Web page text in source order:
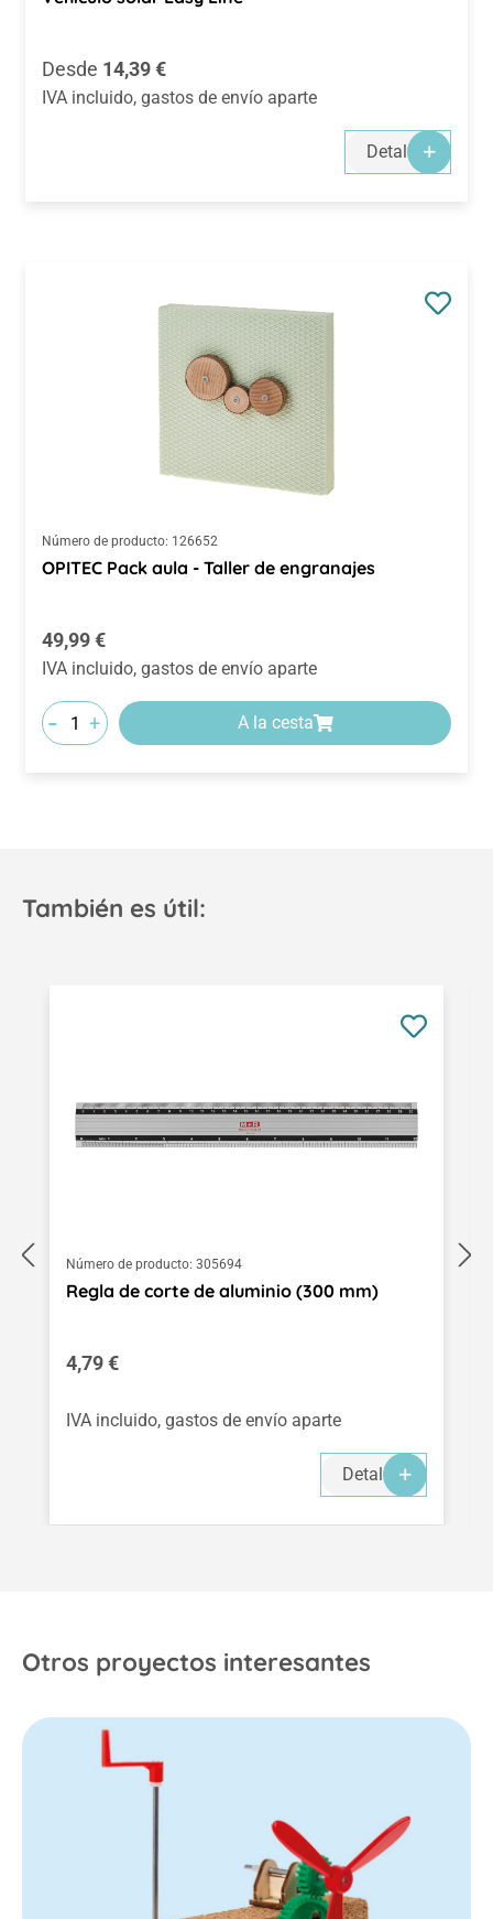
Precio normal:
Desde 14,39 €
IVA incluido, gastos de envío aparte
Detalles
Número de producto: 126652
OPITEC Pack aula - Taller de engranajes
Precio normal:
49,99 €
IVA incluido, gastos de envío aparte
- + A la cesta
También es útil:
Número de producto: 305694
Regla de corte de aluminio (300 mm)
Precio normal:
4,79 €
IVA incluido, gastos de envío aparte
Detalles
Otros proyectos interesantes